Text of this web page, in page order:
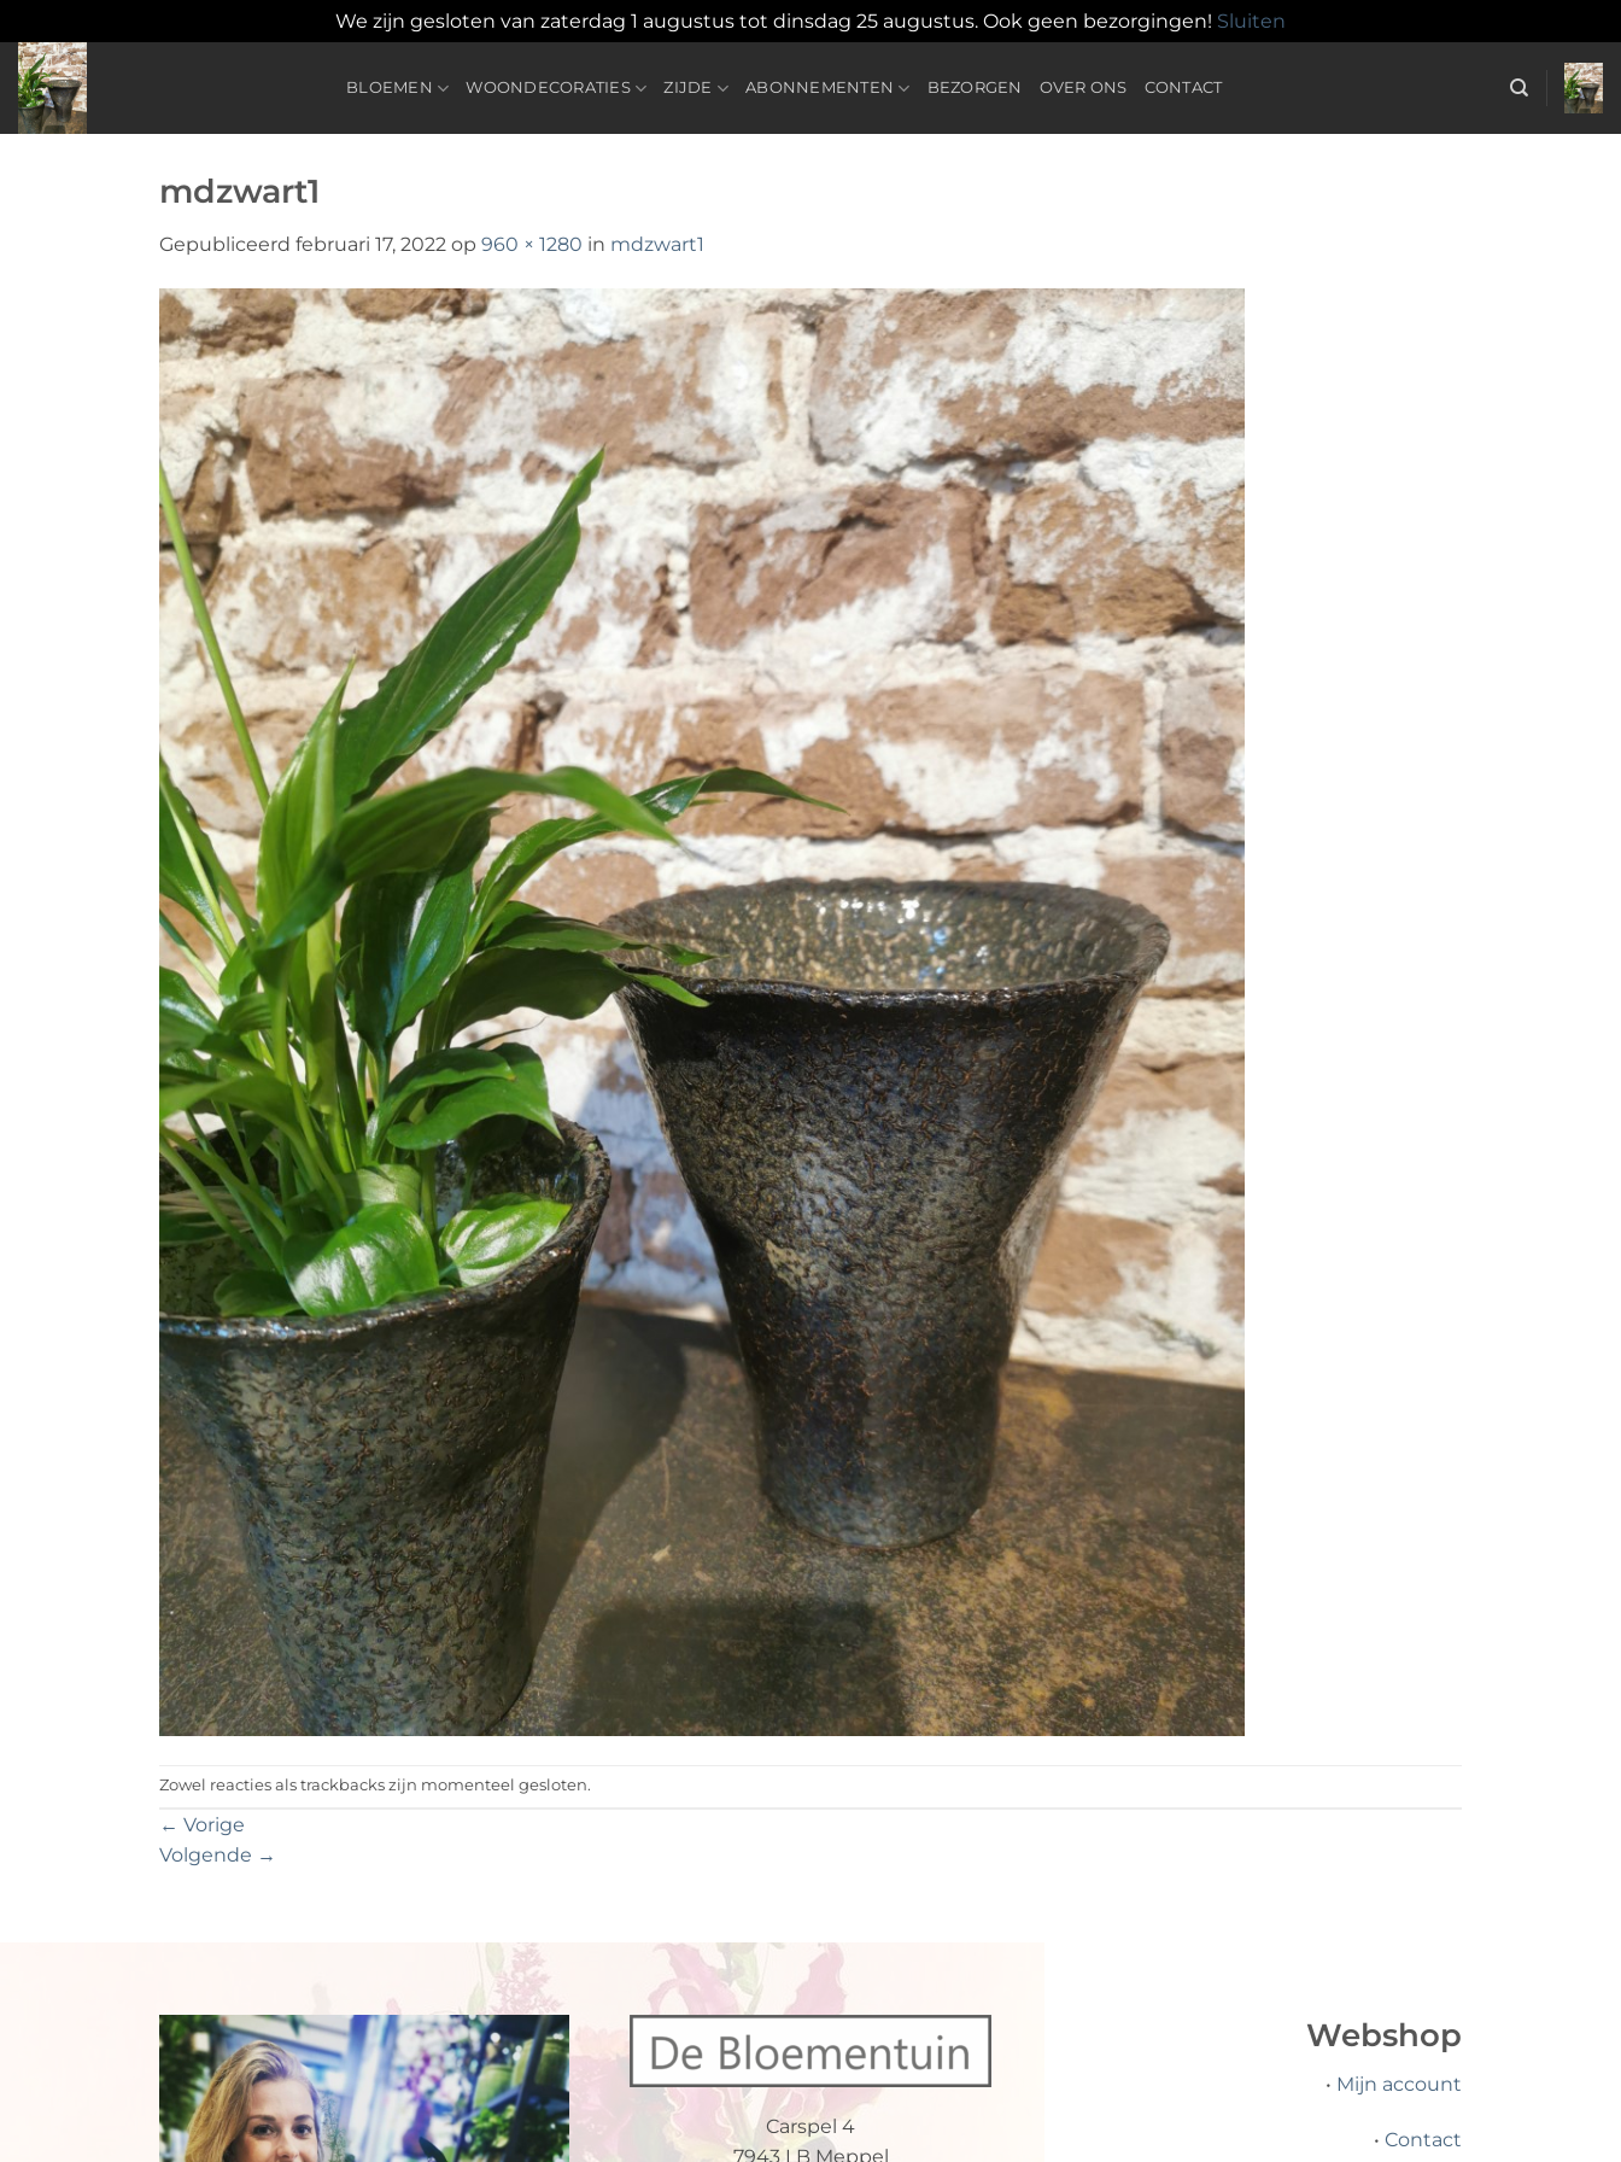
We zijn gesloten van zaterdag 1 augustus tot dinsdag 25 augustus. Ook geen bezorgingen! Sluiten
Ga
naar
inhoud
BLOEMEN WOONDECORATIES ZIJDE ABONNEMENTEN BEZORGEN OVER ONS CONTACT
mdzwart1
Gepubliceerd februari 17, 2022 op 960 × 1280 in mdzwart1
Zowel reacties als trackbacks zijn momenteel gesloten.
← Vorige
Volgende →
Carspel 4
7943 LB Meppel
Webshop
• Mijn account
• Contact